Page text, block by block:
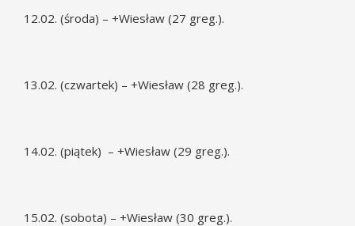
12.02. (środa) – +Wiesław (27 greg.).
13.02. (czwartek) – +Wiesław (28 greg.).
14.02. (piątek) – +Wiesław (29 greg.).
15.02. (sobota) – +Wiesław (30 greg.).